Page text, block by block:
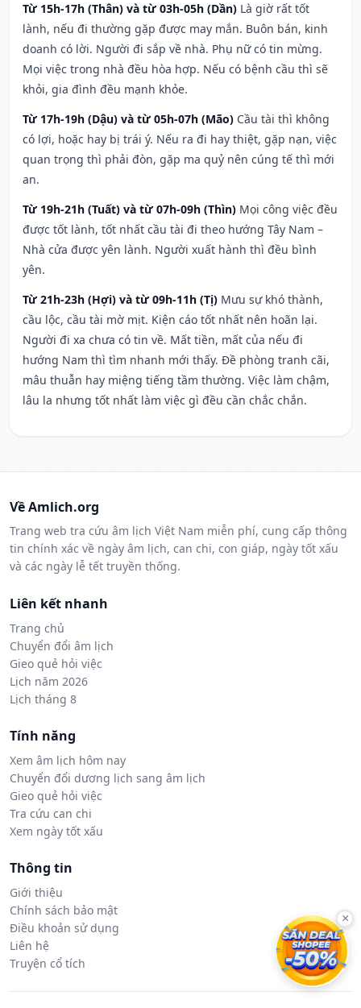
Từ 15h-17h (Thân) và từ 03h-05h (Dần) Là giờ rất tốt
lành, nếu đi thường gặp được may mắn. Buôn bán, kinh
doanh có lời. Người đi sắp về nhà. Phụ nữ có tin mừng.
Mọi việc trong nhà đều hòa hợp. Nếu có bệnh cầu thì sẽ
khỏi, gia đình đều mạnh khỏe.
Từ 17h-19h (Dậu) và từ 05h-07h (Mão) Cầu tài thì không
có lợi, hoặc hay bị trái ý. Nếu ra đi hay thiệt, gặp nạn, việc
quan trọng thì phải đòn, gặp ma quỷ nên cúng tế thì mới
an.
Từ 19h-21h (Tuất) và từ 07h-09h (Thìn) Mọi công việc đều
được tốt lành, tốt nhất cầu tài đi theo hướng Tây Nam –
Nhà cửa được yên lành. Người xuất hành thì đều bình
yên.
Từ 21h-23h (Hợi) và từ 09h-11h (Tị) Mưu sự khó thành,
cầu lộc, cầu tài mờ mịt. Kiện cáo tốt nhất nên hoãn lại.
Người đi xa chưa có tin về. Mất tiền, mất của nếu đi
hướng Nam thì tìm nhanh mới thấy. Đề phòng tranh cãi,
mâu thuẫn hay miệng tiếng tầm thường. Việc làm chậm,
lâu la nhưng tốt nhất làm việc gì đều cần chắc chắn.
Về Amlich.org
Trang web tra cứu âm lịch Việt Nam miễn phí, cung cấp thông
tin chính xác về ngày âm lịch, can chi, con giáp, ngày tốt xấu
và các ngày lễ tết truyền thống.
Liên kết nhanh
Trang chủ
Chuyển đổi âm lịch
Gieo quẻ hỏi việc
Lịch năm 2026
Lịch tháng 8
Tính năng
Xem âm lịch hôm nay
Chuyển đổi dương lịch sang âm lịch
Gieo quẻ hỏi việc
Tra cứu can chi
Xem ngày tốt xấu
Thông tin
Giới thiệu
Chính sách bảo mật
Điều khoản sử dụng
Liên hệ
Truyện cổ tích
×